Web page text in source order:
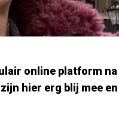
online platform na
hier erg blij mee